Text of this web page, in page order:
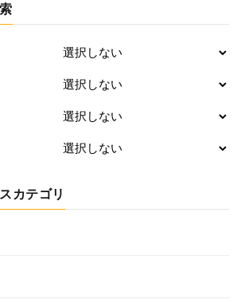
カテゴリ